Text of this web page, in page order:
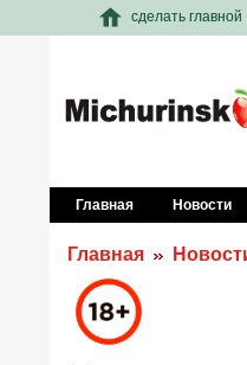
сделать главной
Главная Новости
Главная